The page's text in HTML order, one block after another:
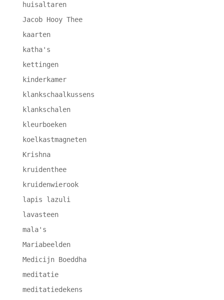
huisaltaren
Jacob Hooy Thee
kaarten
katha's
kettingen
kinderkamer
klankschaalkussens
klankschalen
kleurboeken
koelkastmagneten
Krishna
kruidenthee
kruidenwierook
lapis lazuli
lavasteen
mala's
Mariabeelden
Medicijn Boeddha
meditatie
meditatiedekens